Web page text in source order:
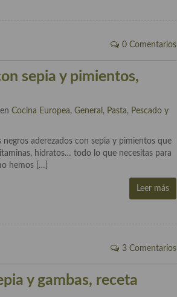
0 Comentarios
sepia y pimientos,
enCocina Europea,General , Pasta, Pescado y
aderezados con sepia y pimientos que
hidratos… todo lo que necesitas para
hemos […]
Leer más
3 Comentarios
y gambas, receta